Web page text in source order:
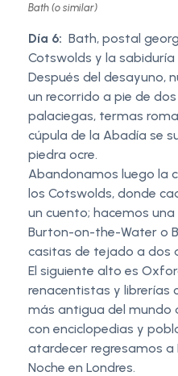
Bath (o similar)
Día 6: Bath, postal
Cotswolds y la
Después del desayuno,
un recorrido a pie de
palaciegas, termas
cúpula de la Abadía se
piedra ocre.
Abandonamos luego la
los Cotswolds, donde
un cuento; hacemos
Burton-on-the-Water o
casitas de tejado a dos
El siguiente alto es
renacentistas y librerías
más antigua del mundo
con enciclopedias y
atardecer regresamos a
Noche en Londres.